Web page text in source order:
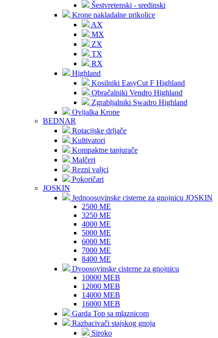
Šestvretenski - sredinski
Krone nakladalne prikolice
AX
MX
ZX
TX
RX
Highland
Kosilniki EasyCut F Highland
Obračalniki Vendro Highland
Zgrabljalniki Swadro Highland
Ovijalka Krone
BEDNAR
Rotacijske drljače
Kultivatori
Kompaktne tanjurače
Malčeri
Rezni valjci
Pokoričari
JOSKIN
Jednoosovinske cisterne za gnojnicu JOSKIN
2500 ME
3250 ME
4000 ME
5000 ME
6000 ME
7000 ME
8400 ME
Dvoosovinske cisterne za gnojnicu
10000 MEB
12000 MEB
14000 MEB
16000 MEB
Garda Top sa mlaznicom
Razbacivači stajskog gnoja
Siroko